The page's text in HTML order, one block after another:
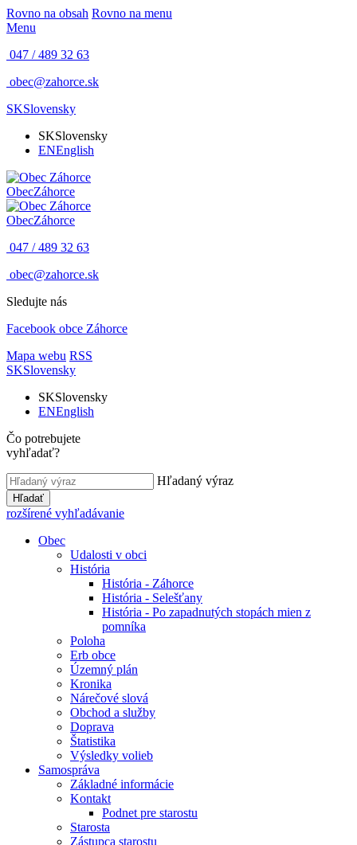
Rovno na obsah Rovno na menu
Menu
047 / 489 32 63
obec@zahorce.sk
SKSlovensky
SKSlovensky
ENEnglish
ObecZáhorce
ObecZáhorce
047 / 489 32 63
obec@zahorce.sk
Sledujte nás
Facebook obce Záhorce
Mapa webu RSS
SKSlovensky
SKSlovensky
ENEnglish
Čo potrebujete
vyhľadať?
Hľadaný výraz
Hľadať
rozšírené vyhľadávanie
Obec
Udalosti v obci
História
História - Záhorce
História - Selešťany
História - Po zapadnutých stopách mien z
pomníka
Poloha
Erb obce
Územný plán
Kronika
Nárečové slová
Obchod a služby
Doprava
Štatistika
Výsledky volieb
Samospráva
Základné informácie
Kontakt
Podnet pre starostu
Starosta
Zástupca starostu